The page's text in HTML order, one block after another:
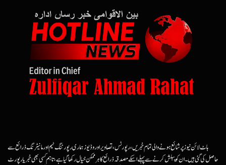
ہاٹ لائن نیوز پر شائع ہونے والی تمام خبریں، رپورٹس، تصاویر اور وڈیوز ہماری رپورٹنگ ٹیم اور مانیٹرنگ ذرائع سے
حاصل کی گئی ہیں۔ ان کو پبلش کرنے سے پہلے اسکے مصدقہ ذرائع کا ہرممکن خیال رکھا گیا ہے، تاہم کسی بھی خبر یا رپورٹ